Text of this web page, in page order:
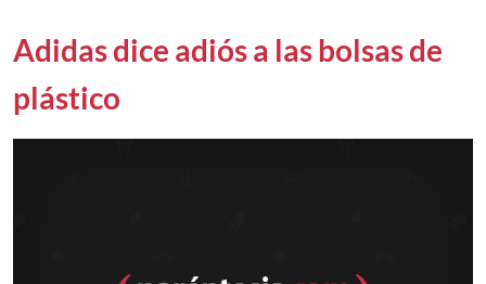
Adidas dice adiós a las bolsas de
plástico